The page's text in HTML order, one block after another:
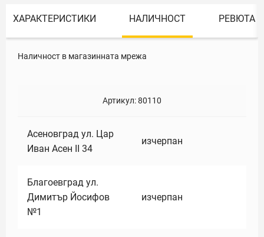
ХАРАКТЕРИСТИКИ НАЛИЧНОСТ РЕВЮТА
Наличност в магазинната мрежа
Артикул:80110
Асеновград ул. Цар
Иван Асен II 34
изчерпан
Благоевград ул.
Димитър Йосифов
№1
изчерпан